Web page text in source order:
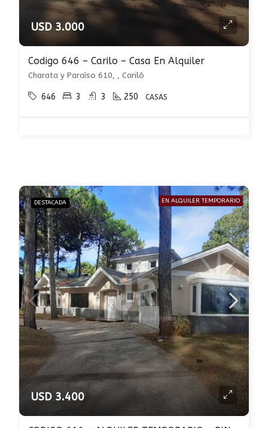
USD 3.000
Codigo 646 – Carilo – Casa En Alquiler
Charata y Paraíso 610, , Cariló
646 3 3 250 CASAS
DESTACADA EN ALQUILER TEMPORARIO
USD 3.400